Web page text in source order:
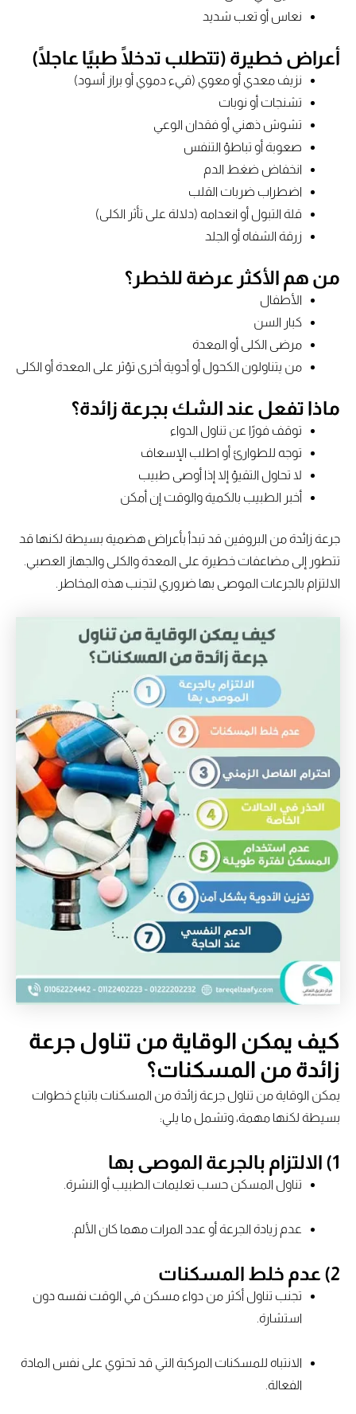
نعاس أو تعب شديد
أعراض خطيرة (تتطلب تدخلًا طبيًا عاجلًا)
نزيف معدي أو معوي (قيء دموي أو براز أسود)
تشنجات أو نوبات
تشوش ذهني أو فقدان الوعي
صعوبة أو تباطؤ التنفس
انخفاض ضغط الدم
اضطراب ضربات القلب
قلة التبول أو انعدامه (دلالة على تأثر الكلى)
زرقة الشفاه أو الجلد
من هم الأكثر عرضة للخطر؟
الأطفال
كبار السن
مرضى الكلى أو المعدة
من يتناولون الكحول أو أدوية أخرى تؤثر على المعدة أو الكلى
ماذا تفعل عند الشك بجرعة زائدة؟
توقف فورًا عن تناول الدواء
توجه للطوارئ أو اطلب الإسعاف
لا تحاول التقيؤ إلا إذا أوصى طبيب
أخبر الطبيب بالكمية والوقت إن أمكن
جرعة زائدة من البروفين قد تبدأ بأعراض هضمية بسيطة لكنها قد
تتطور إلى مضاعفات خطيرة على المعدة والكلى والجهاز العصبي.
الالتزام بالجرعات الموصى بها ضروري لتجنب هذه المخاطر.
كيف يمكن الوقاية من تناول جرعة
زائدة من المسكنات؟
يمكن الوقاية من تناول جرعة زائدة من المسكنات باتباع خطوات
بسيطة لكنها مهمة، وتشمل ما يلي:
تناول المسكن حسب تعليمات الطبيب أو النشرة.
عدم زيادة الجرعة أو عدد المرات مهما كان الألم.
2) عدم خلط المسكنات
تجنب تناول أكثر من دواء مسكن في الوقت نفسه دون
استشارة.
الانتباه للمسكنات المركبة التي قد تحتوي على نفس المادة
الفعالة.